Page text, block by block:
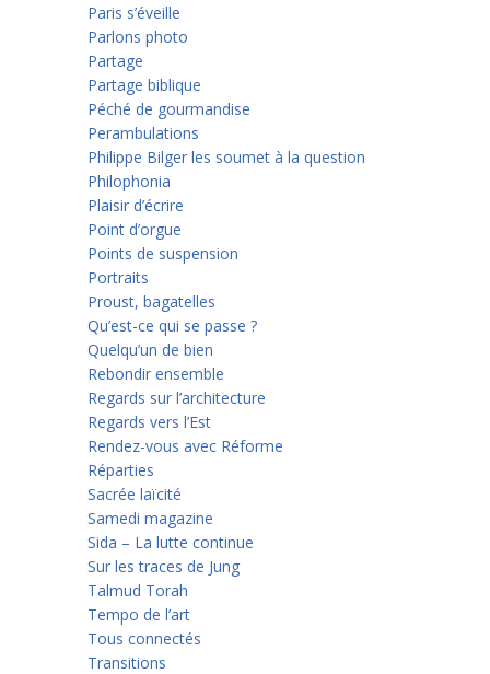
Paris s’éveille
Parlons photo
Partage
Partage biblique
Péché de gourmandise
Perambulations
Philippe Bilger les soumet à la question
Philophonia
Plaisir d’écrire
Point d’orgue
Points de suspension
Portraits
Proust, bagatelles
Qu’est-ce qui se passe ?
Quelqu’un de bien
Rebondir ensemble
Regards sur l’architecture
Regards vers l’Est
Rendez-vous avec Réforme
Réparties
Sacrée laïcité
Samedi magazine
Sida – La lutte continue
Sur les traces de Jung
Talmud Torah
Tempo de l’art
Tous connectés
Transitions